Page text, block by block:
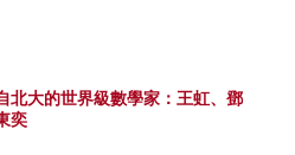
北大的世界級數學家：王虹、鄧
奕